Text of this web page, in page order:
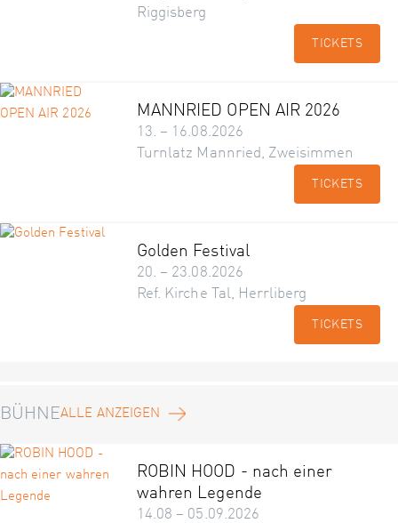
Riggisberg
TICKETS
MANNRIED OPEN AIR 2026
13. – 16.08.2026
Turnlatz Mannried, Zweisimmen
TICKETS
Golden Festival
20. – 23.08.2026
Ref. Kirche Tal, Herrliberg
TICKETS
BÜHNEALLE ANZEIGEN
ROBIN HOOD - nach einer
wahren Legende
14.08 – 05.09.2026